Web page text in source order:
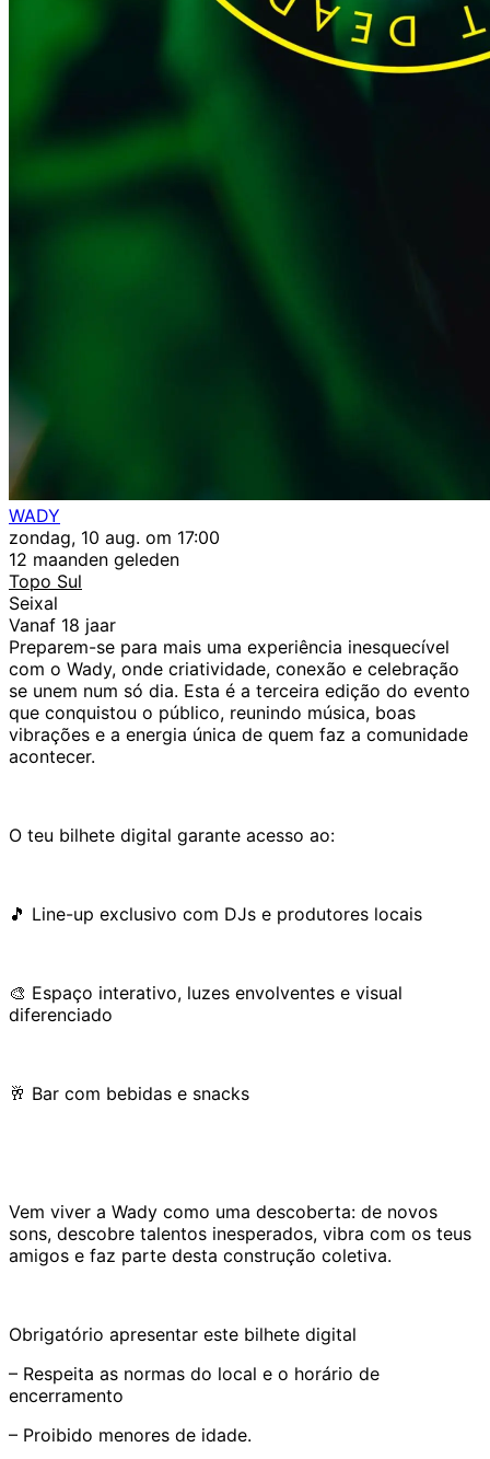
WADY
zondag, 10 aug. om 17:00
12 maanden geleden
Topo Sul
Seixal
Vanaf 18 jaar
Preparem-se para mais uma experiência inesquecível
com o Wady, onde criatividade, conexão e celebração
se unem num só dia. Esta é a terceira edição do evento
que conquistou o público, reunindo música, boas
vibrações e a energia única de quem faz a comunidade
acontecer.
O teu bilhete digital garante acesso ao:
🎵 Line-up exclusivo com DJs e produtores locais
🎨 Espaço interativo, luzes envolventes e visual
diferenciado
🥂 Bar com bebidas e snacks
Vem viver a Wady como uma descoberta: de novos
sons, descobre talentos inesperados, vibra com os teus
amigos e faz parte desta construção coletiva.
Obrigatório apresentar este bilhete digital
– Respeita as normas do local e o horário de
encerramento
– Proibido menores de idade.